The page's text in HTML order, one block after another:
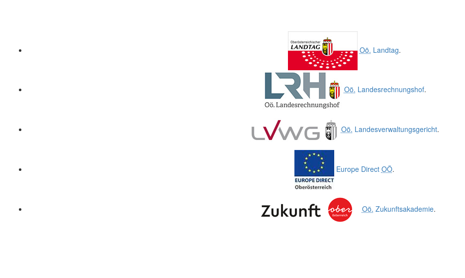
Oö. Landtag.
Oö. Landesrechnungshof.
Oö. Landesverwaltungsgericht.
Europe Direct OÖ.
Oö. Zukunftsakademie.